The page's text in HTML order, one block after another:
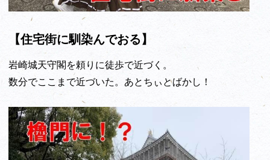
【住宅街に馴染んでおる】
岩崎城天守閣を頼りに徒歩で近づく。
数分でここまで近づいた。あとちぃとばかし！